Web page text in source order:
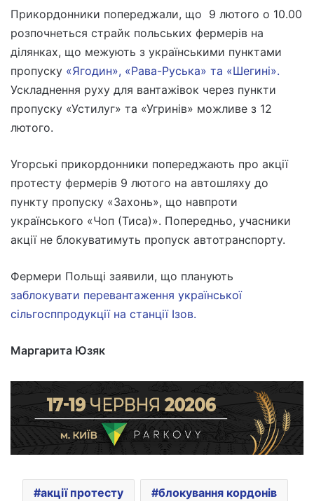
Прикордонники попереджали, що 9 лютого о 10.00
розпочнеться страйк польських фермерів на
ділянках, що межують з українськими пунктами
пропуску «Ягодин», «Рава-Руська» та «Шегині».
Ускладнення руху для вантажівок через пункти
пропуску «Устилуг» та «Угринів» можливе з 12
лютого.
Угорські прикордонники попереджають про акції
протесту фермерів 9 лютого на автошляху до
пункту пропуску «Захонь», що навпроти
українського «Чоп (Тиса)». Попередньо, учасники
акції не блокуватимуть пропуск автотранспорту.
Фермери Польщі заявили, що планують
заблокувати перевантаження української
сільгосппродукції на станції Ізов.
Маргарита Юзяк
акції протесту блокування кордонів